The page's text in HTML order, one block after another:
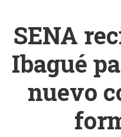
SENA
Ibagué
nuevo